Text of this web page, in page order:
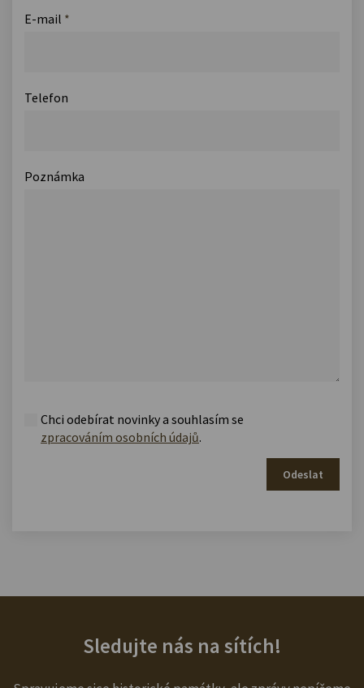
E-mail *
Telefon
Poznámka
Chci odebírat novinky a souhlasím se
zpracováním osobních údajů.
Odeslat
Sledujte nás na sítích!